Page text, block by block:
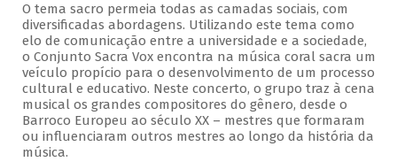
O tema sacro permeia todas as camadas sociais, com
diversificadas abordagens. Utilizando este tema como
elo de comunicação entre a universidade e a sociedade,
o Conjunto Sacra Vox encontra na música coral sacra um
veículo propício para o desenvolvimento de um processo
cultural e educativo. Neste concerto, o grupo traz à cena
musical os grandes compositores do gênero, desde o
Barroco Europeu ao século XX – mestres que formaram
ou influenciaram outros mestres ao longo da história da
música.